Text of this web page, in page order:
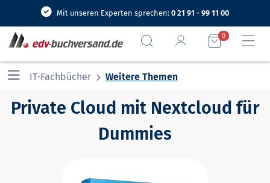
Mit unseren Experten sprechen: 0 21 91 - 99 11 00
0
IT-Fachbücher Weitere Themen
Private Cloud mit Nextcloud für
Dummies